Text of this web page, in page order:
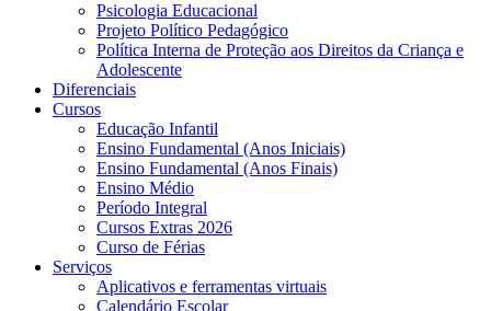
Psicologia Educacional
Projeto Político Pedagógico
Política Interna de Proteção aos Direitos da Criança e
Adolescente
Diferenciais
Cursos
Educação Infantil
Ensino Fundamental (Anos Iniciais)
Ensino Fundamental (Anos Finais)
Ensino Médio
Período Integral
Cursos Extras 2026
Curso de Férias
Serviços
Aplicativos e ferramentas virtuais
Calendário Escolar